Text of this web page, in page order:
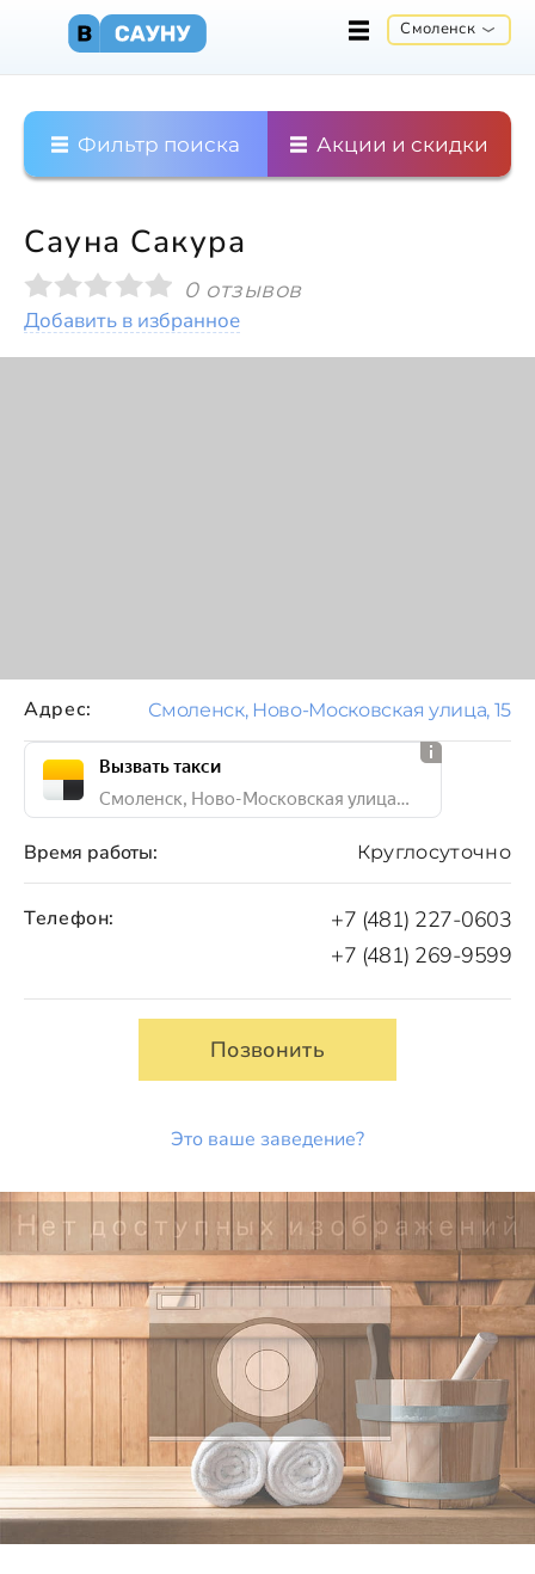
Смоленск
Фильтр поиска Акции и скидки
Сауна Сакура
0 отзывов
Добавить в избранное
Время работы: Круглосуточно
Телефон:
+7 (481) 227-0603
+7 (481) 269-9599
Позвонить
Это ваше заведение?
Адрес: Смоленск, Ново-Московская улица, 15
Вызвать такси
Смоленск, Ново-Московская улица, 15